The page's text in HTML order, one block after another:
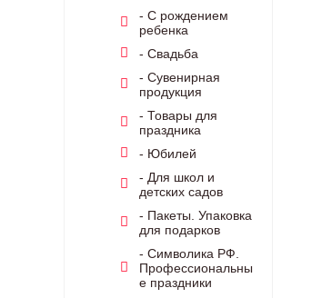
- С рождением
ребенка
- Свадьба
- Сувенирная
продукция
- Товары для
праздника
- Юбилей
- Для школ и
детских садов
- Пакеты. Упаковка
для подарков
- Символика РФ.
Профессиональны
е праздники